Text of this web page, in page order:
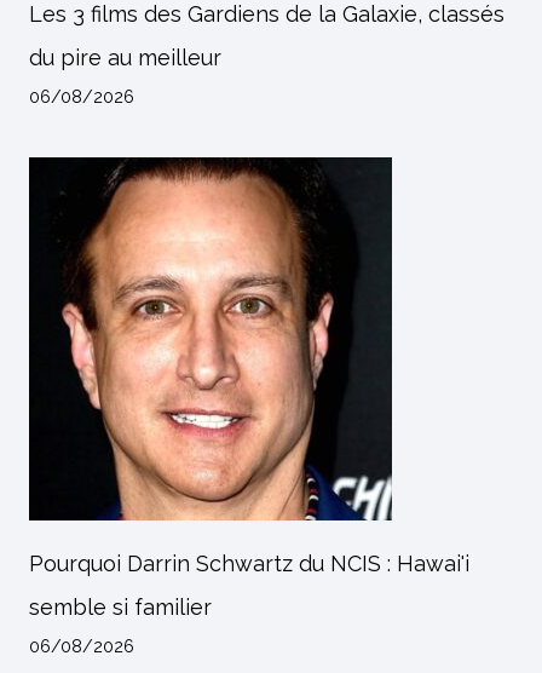
Les 3 films des Gardiens de la Galaxie, classés
du pire au meilleur
06/08/2026
Pourquoi Darrin Schwartz du NCIS : Hawai'i
semble si familier
06/08/2026